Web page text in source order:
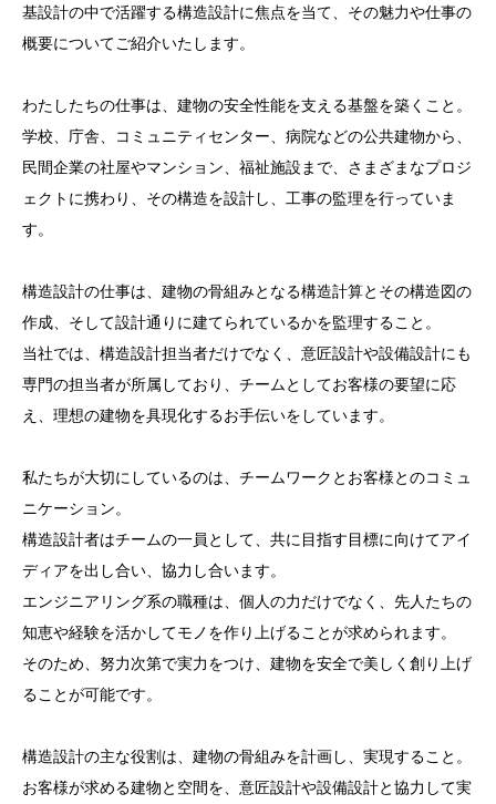
基設計の中で活躍する構造設計に焦点を当て、その魅力や仕事の
概要についてご紹介いたします。
わたしたちの仕事は、建物の安全性能を支える基盤を築くこと。
学校、庁舎、コミュニティセンター、病院などの公共建物から、
民間企業の社屋やマンション、福祉施設まで、さまざまなプロジ
ェクトに携わり、その構造を設計し、工事の監理を行っていま
す。
構造設計の仕事は、建物の骨組みとなる構造計算とその構造図の
作成、そして設計通りに建てられているかを監理すること。
当社では、構造設計担当者だけでなく、意匠設計や設備設計にも
専門の担当者が所属しており、チームとしてお客様の要望に応
え、理想の建物を具現化するお手伝いをしています。
私たちが大切にしているのは、チームワークとお客様とのコミュ
ニケーション。
構造設計者はチームの一員として、共に目指す目標に向けてアイ
ディアを出し合い、協力し合います。
エンジニアリング系の職種は、個人の力だけでなく、先人たちの
知恵や経験を活かしてモノを作り上げることが求められます。
そのため、努力次第で実力をつけ、建物を安全で美しく創り上げ
ることが可能です。
構造設計の主な役割は、建物の骨組みを計画し、実現すること。
お客様が求める建物と空間を、意匠設計や設備設計と協力して実